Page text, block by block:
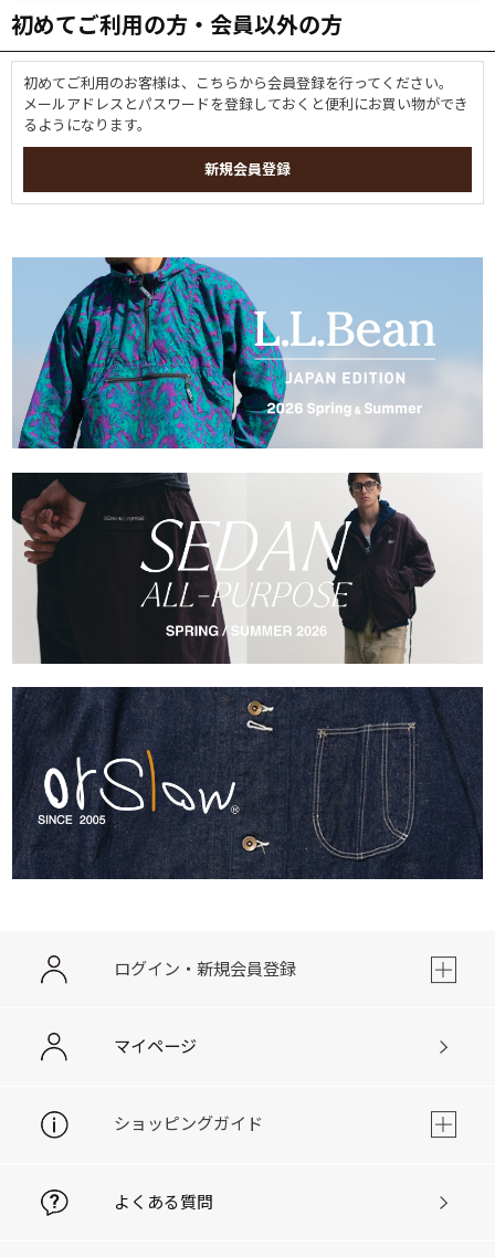
初めてご利用の方・会員以外の方
初めてご利用のお客様は、こちらから会員登録を行ってください。
メールアドレスとパスワードを登録しておくと便利にお買い物ができ
るようになります。
ログイン・新規会員登録
マイページ
ショッピングガイド
よくある質問